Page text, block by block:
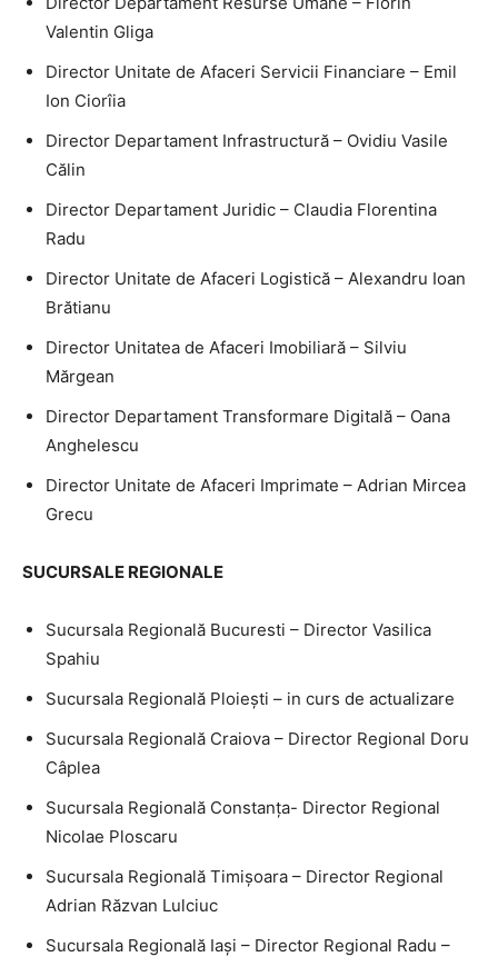
Valentin Gliga
Director Unitate de Afaceri Servicii Financiare – Emil
Ion Ciorîia
Director Departament Infrastructură – Ovidiu Vasile
Călin
Director Departament Juridic – Claudia Florentina
Radu
Director Unitate de Afaceri Logistică – Alexandru Ioan
Brătianu
Director Unitatea de Afaceri Imobiliară – Silviu
Mărgean
Director Departament Transformare Digitală – Oana
Anghelescu
Director Unitate de Afaceri Imprimate – Adrian Mircea
Grecu
SUCURSALE REGIONALE
Sucursala Regională Bucuresti – Director Vasilica
Spahiu
Sucursala Regională Ploieşti – in curs de actualizare
Sucursala Regională Craiova – Director Regional Doru
Câplea
Sucursala Regională Constanţa- Director Regional
Nicolae Ploscaru
Sucursala Regională Timişoara – Director Regional
Adrian Răzvan Lulciuc
Sucursala Regională Iaşi – Director Regional Radu –